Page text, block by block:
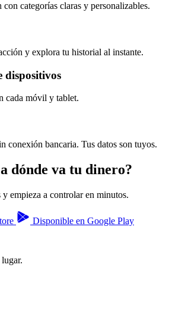
categorías claras y personalizables.
y explora tu historial al instante.
dispositivos
cada móvil y tablet.
conexión bancaria. Tus datos son tuyos.
dónde va tu dinero?
empieza a controlar en minutos.
Disponible en Google Play